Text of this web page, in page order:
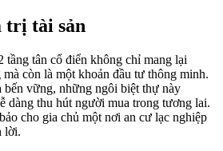
trị tài sản
tân cổ điển không chỉ mang lại
còn là một khoản đầu tư thông minh.
bến vững, những ngôi biệt thự này
dàng thu hút người mua trong tương lai.
cho gia chủ một nơi an cư lạc nghiệp
lời.